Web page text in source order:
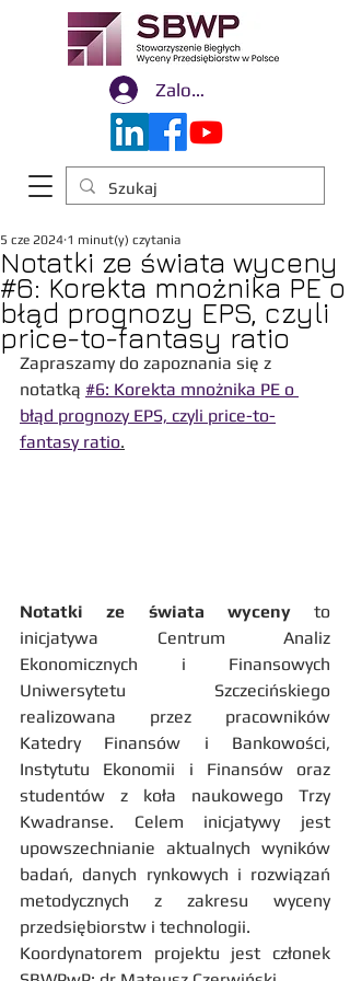
Zaloguj się
Notatki ze świata wyceny
#6: Korekta mnożnika PE o
błąd prognozy EPS, czyli
price-to-fantasy ratio
5 cze 2024 1 minut(y) czytania
Zapraszamy do zapoznania się z
notatką #6: Korekta mnożnika PE o
błąd prognozy EPS, czyli price-to-
fantasy ratio.
Notatki ze świata wyceny to
inicjatywa Centrum Analiz
Ekonomicznych i Finansowych
Uniwersytetu Szczecińskiego
realizowana przez pracowników
Katedry Finansów i Bankowości,
Instytutu Ekonomii i Finansów oraz
studentów z koła naukowego Trzy
Kwadranse. Celem inicjatywy jest
upowszechnianie aktualnych wyników
badań, danych rynkowych i rozwiązań
metodycznych z zakresu wyceny
przedsiębiorstw i technologii.
Koordynatorem projektu jest członek